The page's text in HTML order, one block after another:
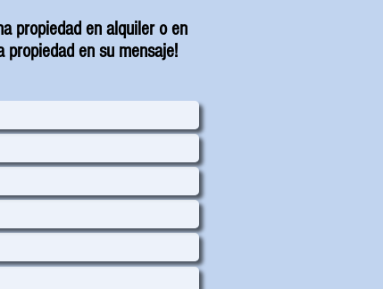
propiedad en alquiler o en
propiedad en su mensaje!